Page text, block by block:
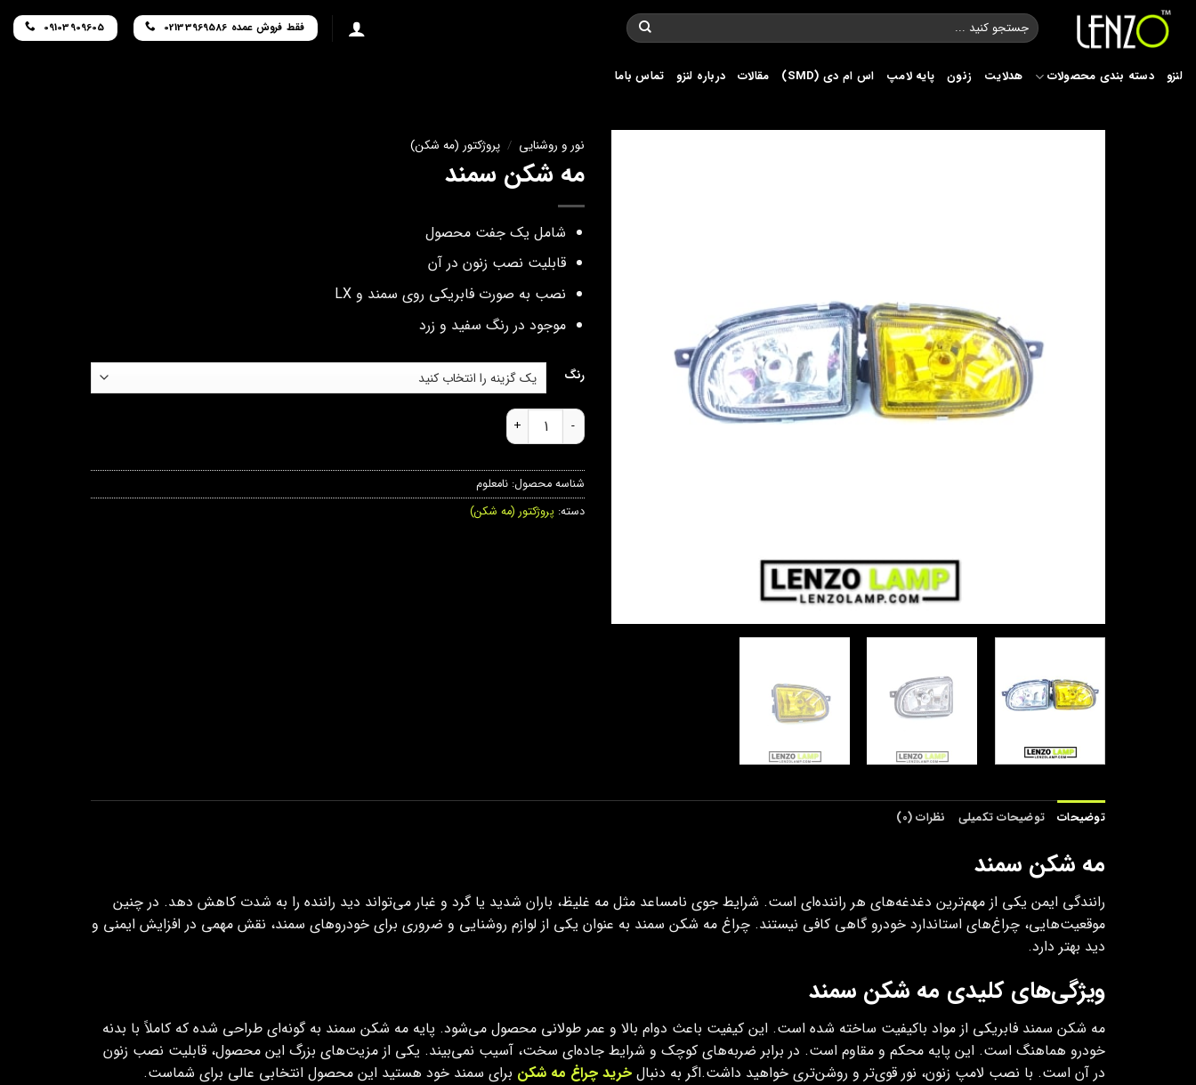
Skip
content
جستجو
برای:
فقط فروش عمده 02133969586 09103909605
لنزو دسته بندی محصولات هدلایت زنون پایه لامپ اس ام دی (SMD) مقالات درباره لنزو تماس باما
نور و روشنایی / پروژکتور (مه شکن)
مه شکن سمند
شامل یک جفت محصول
قابلیت نصب زنون در آن
نصب به صورت فابریکی روی سمند و LX
موجود در رنگ سفید و زرد
رنگ
مه شکن سمند عدد
شناسه محصول: نامعلوم
دسته: پروژکتور (مه شکن)
توضیحات توضیحات تکمیلی نظرات (0)
مه شکن سمند
رانندگی ایمن یکی از مهم‌ترین دغدغه‌های هر راننده‌ای است. شرایط جوی نامساعد مثل مه غلیظ، باران شدید یا گرد و غبار می‌تواند دید راننده را به شدت کاهش دهد. در چنین
موقعیت‌هایی، چراغ‌های استاندارد خودرو گاهی کافی نیستند. چراغ مه شکن سمند به عنوان یکی از لوازم روشنایی و ضروری برای خودروهای سمند، نقش مهمی در افزایش ایمنی و
دید بهتر دارد.
ویژگی‌های کلیدی مه شکن سمند
مه شکن سمند فابریکی از مواد باکیفیت ساخته شده است. این کیفیت باعث دوام بالا و عمر طولانی محصول می‌شود. پایه مه شکن سمند به گونه‌ای طراحی شده که کاملاً با بدنه
خودرو هماهنگ است. این پایه محکم و مقاوم است. در برابر ضربه‌های کوچک و شرایط جاده‌ای سخت، آسیب نمی‌بیند. یکی از مزیت‌های بزرگ این محصول، قابلیت نصب زنون
در آن است. با نصب لامپ زنون، نور قوی‌تر و روشن‌تری خواهید داشت.اگر به دنبال خرید چراغ مه شکن برای سمند خود هستید این محصول انتخابی عالی برای شماست.